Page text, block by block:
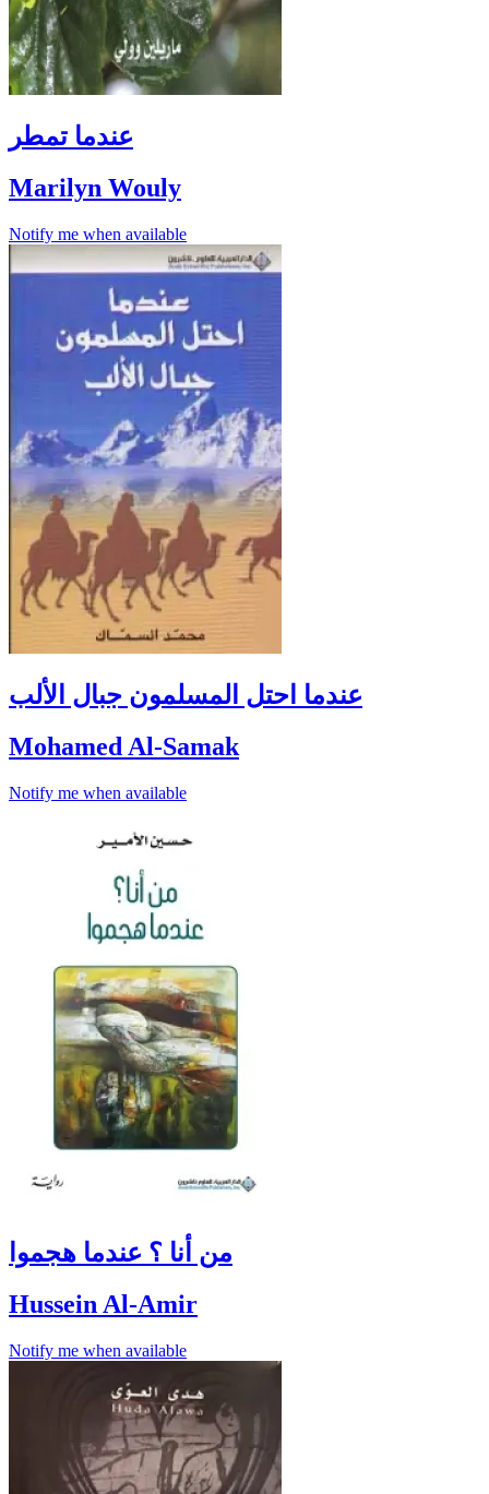
عندما تمطر
Marilyn Wouly
Notify me when available
عندما احتل المسلمون جبال الألب
Mohamed Al-Samak
Notify me when available
من أنا ؟ عندما هجموا
Hussein Al-Amir
Notify me when available